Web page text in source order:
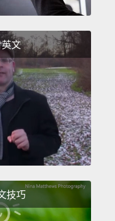
trial
它們是第一個
organization
with their
係，而這就像是
文
技巧